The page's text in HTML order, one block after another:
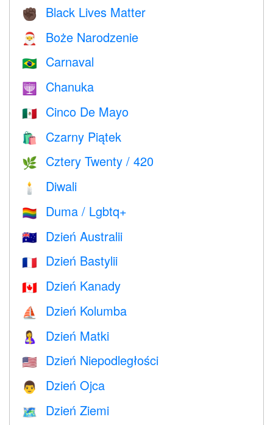
✊🏿 Black Lives Matter
🎅 Boże Narodzenie
🇧🇷 Carnaval
🕎 Chanuka
🇲🇽 Cinco De Mayo
🛍 Czarny Piątek
🌿 Cztery Twenty / 420
🕯 Diwali
🏳️‍🌈 Duma / Lgbtq+
🇦🇺 Dzień Australii
🇫🇷 Dzień Bastylii
🇨🇦 Dzień Kanady
⛵️ Dzień Kolumba
🤱 Dzień Matki
🇺🇸 Dzień Niepodległości
👨 Dzień Ojca
🗺️ Dzień Ziemi